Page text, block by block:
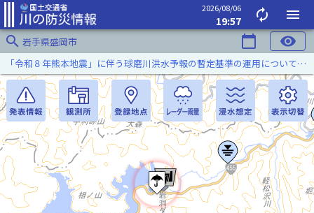
2026/08/06
19:57 autorenew
menu
search 岩手県盛岡市 calendar_today visibility
「令和８年熊本地震」に伴う球磨川洪水予報の暫定基準の運用について（令和８年８月５日）